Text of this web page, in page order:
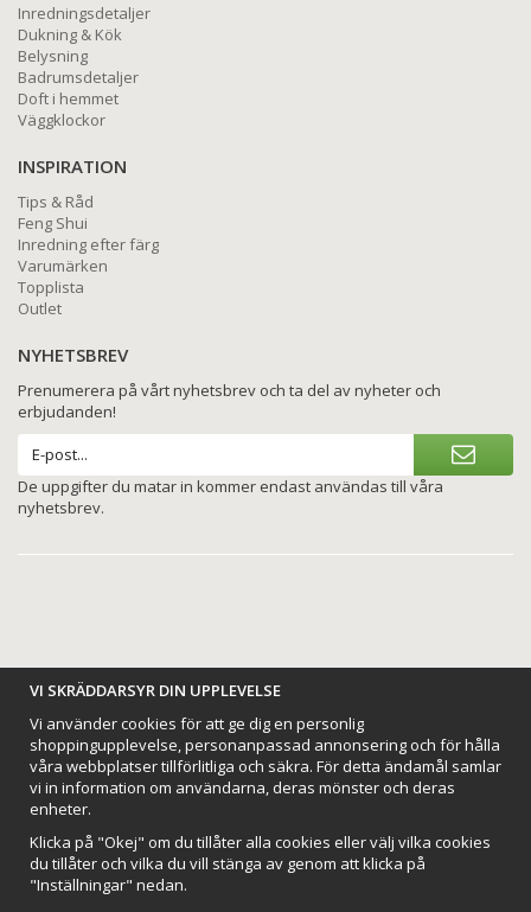
Inredningsdetaljer
Dukning & Kök
Belysning
Badrumsdetaljer
Doft i hemmet
Väggklockor
INSPIRATION
Tips & Råd
Feng Shui
Inredning efter färg
Varumärken
Topplista
Outlet
NYHETSBREV
Prenumerera på vårt nyhetsbrev och ta del av nyheter och
erbjudanden!
De uppgifter du matar in kommer endast användas till våra
nyhetsbrev.
BETALNINGSALTERNATIV
VI SKICKAR MED
VI SKRÄDDARSYR DIN UPPLEVELSE
Vi använder cookies för att ge dig en personlig
shoppingupplevelse, personanpassad annonsering och för hålla
våra webbplatser tillförlitliga och säkra. För detta ändamål samlar
vi in information om användarna, deras mönster och deras
enheter.
Klicka på "Okej" om du tillåter alla cookies eller välj vilka cookies
du tillåter och vilka du vill stänga av genom att klicka på
"Inställningar" nedan.